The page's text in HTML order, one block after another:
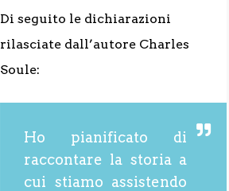
Di seguito le dichiarazioni
rilasciate dall’autore Charles
Soule:
Ho pianificato di
raccontare la storia a
cui stiamo assistendo